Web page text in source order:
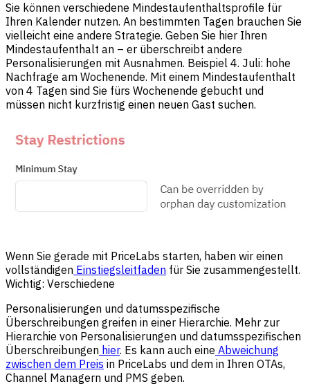
Sie können verschiedene Mindestaufenthaltsprofile für
Ihren Kalender nutzen. An bestimmten Tagen brauchen Sie
vielleicht eine andere Strategie. Geben Sie hier Ihren
Mindestaufenthalt an – er überschreibt andere
Personalisierungen mit Ausnahmen. Beispiel 4. Juli: hohe
Nachfrage am Wochenende. Mit einem Mindestaufenthalt
von 4 Tagen sind Sie fürs Wochenende gebucht und
müssen nicht kurzfristig einen neuen Gast suchen.
Wenn Sie gerade mit PriceLabs starten, haben wir einen
vollständigen Einstiegsleitfaden für Sie zusammengestellt.
Wichtig: Verschiedene
Personalisierungen und datumsspezifische
Überschreibungen greifen in einer Hierarchie. Mehr zur
Hierarchie von Personalisierungen und datumsspezifischen
Überschreibungen hier. Es kann auch eine Abweichung
zwischen dem Preis in PriceLabs und dem in Ihren OTAs,
Channel Managern und PMS geben.